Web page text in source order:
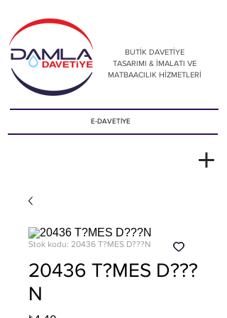
BUTİK DAVETİYE
TASARIMI & İMALATI VE
MATBAACILIK HİZMETLERİ
E-DAVETİYE
Stok kodu: 20436 T?MES D???N
20436 T?MES D???
N